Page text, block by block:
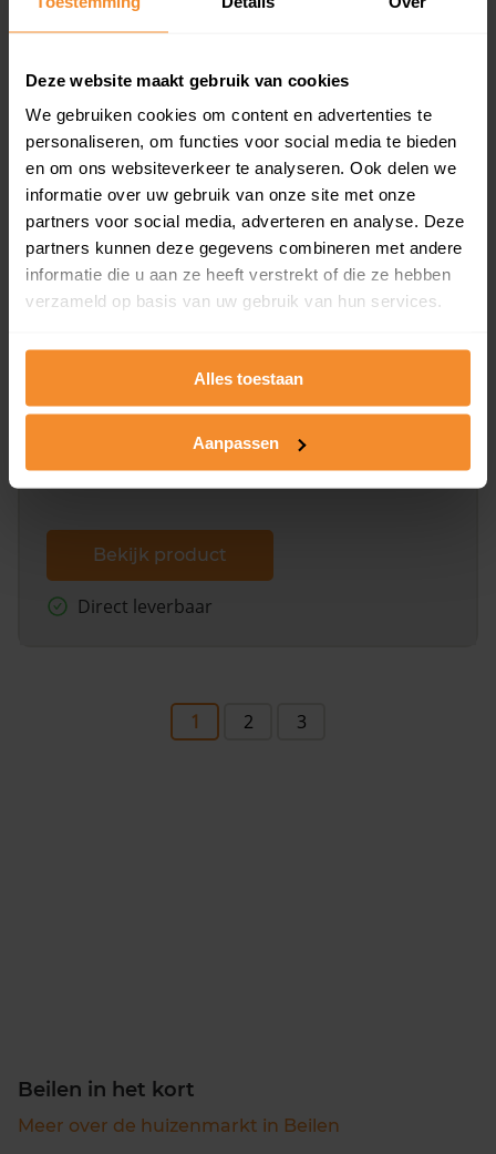
Deze website maakt gebruik van cookies
We gebruiken cookies om content en advertenties te
personaliseren, om functies voor social media te bieden
en om ons websiteverkeer te analyseren. Ook delen we
informatie over uw gebruik van onze site met onze
partners voor social media, adverteren en analyse. Deze
partners kunnen deze gegevens combineren met andere
informatie die u aan ze heeft verstrekt of die ze hebben
verzameld op basis van uw gebruik van hun services.
Alles toestaan
Aanpassen
Bekijk product
Direct leverbaar
Een uitgebreid overzicht van het perceel en
dit inclusief de luchtfoto!
Bekijk product
Direct leverbaar
1 2 3
Beilen in het kort
Meer over de huizenmarkt in Beilen